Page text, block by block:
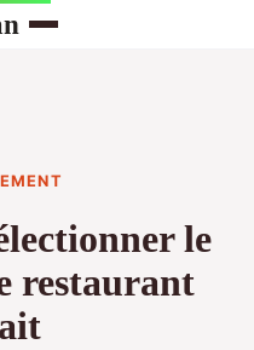
le
restaurant